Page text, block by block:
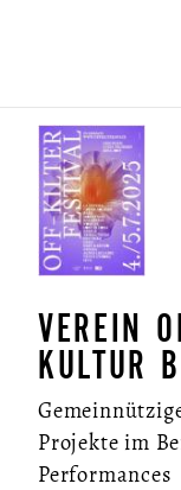
VEREIN
KULTUR
Projekte im
Performances